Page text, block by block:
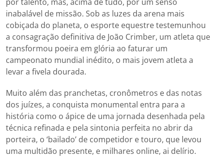
inabalável de missão. Sob as luzes da arena mais
cobiçada do planeta, o esporte equestre testemunhou
a consagração definitiva de João Crimber, um atleta que
transformou poeira em glória ao faturar um
campeonato mundial inédito, o mais jovem atleta a
levar a fivela dourada.
Muito além das pranchetas, cronômetros e das notas
dos juízes, a conquista monumental entra para a
história como o ápice de uma jornada desenhada pela
técnica refinada e pela sintonia perfeita no abrir da
porteira, o ‘bailado’ de competidor e touro, que levou
uma multidão presente, e milhares online, ai delírio.